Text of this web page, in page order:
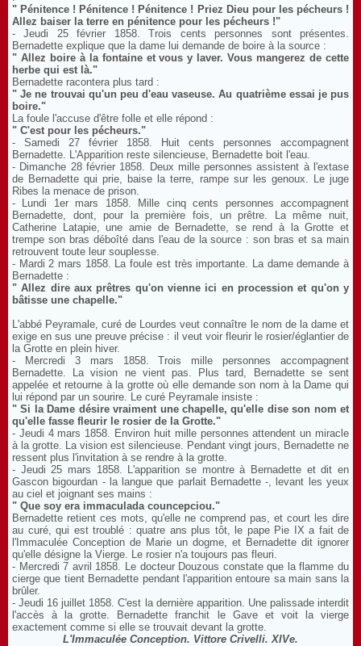
" Pénitence ! Pénitence ! Pénitence ! Priez Dieu pour les pécheurs !
Allez baiser la terre en pénitence pour les pécheurs !"
- Jeudi 25 février 1858. Trois cents personnes sont présentes.
Bernadette explique que la dame lui demande de boire à la source :
" Allez boire à la fontaine et vous y laver. Vous mangerez de cette
herbe qui est là."
Bernadette racontera plus tard :
" Je ne trouvai qu'un peu d'eau vaseuse. Au quatrième essai je pus
boire."
La foule l'accuse d'être folle et elle répond :
" C'est pour les pécheurs."
- Samedi 27 février 1858. Huit cents personnes accompagnent
Bernadette. L'Apparition reste silencieuse, Bernadette boit l'eau.
- Dimanche 28 février 1858. Deux mille personnes assistent à l'extase
de Bernadette qui prie, baise la terre, rampe sur les genoux. Le juge
Ribes la menace de prison.
- Lundi 1er mars 1858. Mille cinq cents personnes accompagnent
Bernadette, dont, pour la première fois, un prêtre. La même nuit,
Catherine Latapie, une amie de Bernadette, se rend à la Grotte et
trempe son bras déboîté dans l'eau de la source : son bras et sa main
retrouvent toute leur souplesse.
- Mardi 2 mars 1858. La foule est très importante. La dame demande à
Bernadette :
" Allez dire aux prêtres qu'on vienne ici en procession et qu'on y
bâtisse une chapelle."
L'abbé Peyramale, curé de Lourdes veut connaître le nom de la dame et
exige en sus une preuve précise : il veut voir fleurir le rosier/églantier de
la Grotte en plein hiver.
- Mercredi 3 mars 1858. Trois mille personnes accompagnent
Bernadette. La vision ne vient pas. Plus tard, Bernadette se sent
appelée et retourne à la grotte où elle demande son nom à la Dame qui
lui répond par un sourire. Le curé Peyramale insiste :
" Si la Dame désire vraiment une chapelle, qu'elle dise son nom et
qu'elle fasse fleurir le rosier de la Grotte."
- Jeudi 4 mars 1858. Environ huit mille personnes attendent un miracle
à la grotte. La vision est silencieuse. Pendant vingt jours, Bernadette ne
ressent plus l'invitation à se rendre à la grotte.
- Jeudi 25 mars 1858. L'apparition se montre à Bernadette et dit en
Gascon bigourdan - la langue que parlait Bernadette -, levant les yeux
au ciel et joignant ses mains :
" Que soy era immaculada councepciou."
Bernadette retient ces mots, qu'elle ne comprend pas, et court les dire
au curé, qui est troublé : quatre ans plus tôt, le pape Pie IX a fait de
l'Immaculée Conception de Marie un dogme, et Bernadette dit ignorer
qu'elle désigne la Vierge. Le rosier n'a toujours pas fleuri.
- Mercredi 7 avril 1858. Le docteur Douzous constate que la flamme du
cierge que tient Bernadette pendant l'apparition entoure sa main sans la
brûler.
- Jeudi 16 juillet 1858. C'est la dernière apparition. Une palissade interdit
l'accès à la grotte. Bernadette franchit le Gave et voit la vierge
exactement comme si elle se trouvait devant la grotte.
L'Immaculée Conception. Vittore Crivelli. XIVe.